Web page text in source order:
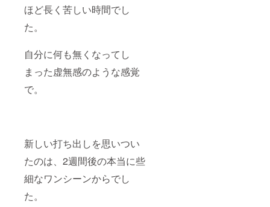
ほど長く苦しい時間でし
た。
自分に何も無くなってし
まった虚無感のような感覚
で。
新しい打ち出しを思いつい
たのは、2週間後の本当に些
細なワンシーンからでし
た。